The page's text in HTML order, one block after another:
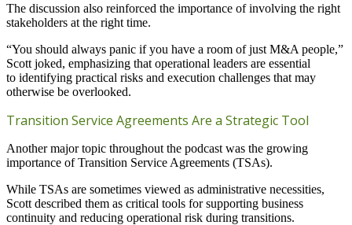
The discussion also reinforced the importance of involving the right
stakeholders at the right time.
“You should always panic if you have a room of just M&A people,”
Scott joked, emphasizing that operational leaders are essential
to identifying practical risks and execution challenges that may
otherwise be overlooked.
Transition Service Agreements Are a Strategic Tool
Another major topic throughout the podcast was the growing
importance of Transition Service Agreements (TSAs).
While TSAs are sometimes viewed as administrative necessities,
Scott described them as critical tools for supporting business
continuity and reducing operational risk during transitions.